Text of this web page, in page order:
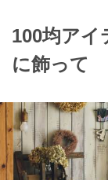
100均ア
に飾って